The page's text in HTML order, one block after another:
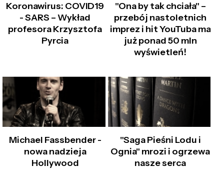
Koronawirus: COVID19
- SARS – Wykład
profesora Krzysztofa
Pyrcia
"Ona by tak chciała" –
przebój nastoletnich
imprez i hit YouTuba ma
już ponad 50 mln
wyświetleń!
Michael Fassbender -
nowa nadzieja
Hollywood
"Saga Pieśni Lodu i
Ognia" mrozi i ogrzewa
nasze serca